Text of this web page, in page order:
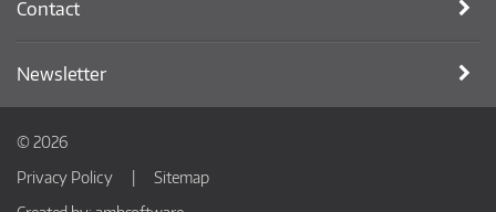
Contact
Newsletter
© 2026
Privacy Policy
Sitemap